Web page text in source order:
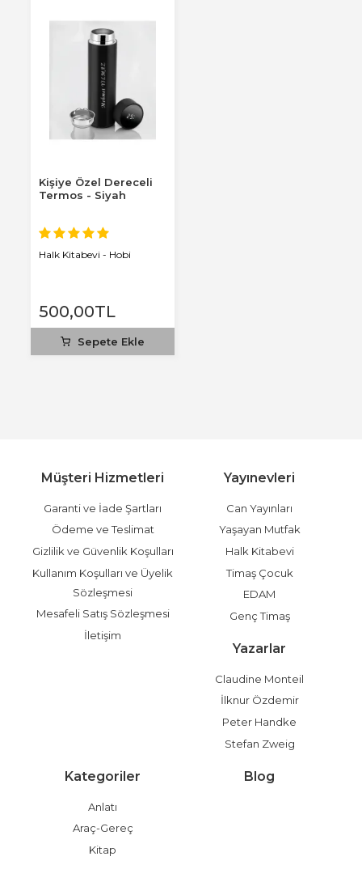
Kişiye Özel Dereceli
Termos - Siyah
Halk Kitabevi - Hobi
500,00TL
Sepete Ekle
Müşteri Hizmetleri
Garanti ve İade Şartları
Ödeme ve Teslimat
Gizlilik ve Güvenlik Koşulları
Kullanım Koşulları ve Üyelik
Sözleşmesi
Mesafeli Satış Sözleşmesi
İletişim
Yayınevleri
Can Yayınları
Yaşayan Mutfak
Halk Kitabevi
Timaş Çocuk
EDAM
Genç Timaş
Yazarlar
Claudine Monteil
İlknur Özdemir
Peter Handke
Stefan Zweig
Kategoriler
Anlatı
Araç-Gereç
Kitap
Blog